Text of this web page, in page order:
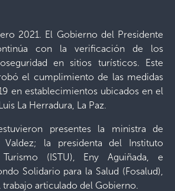
2021. El Gobierno del Presidente
con la verificación de los
en sitios turísticos. Este
el cumplimiento de las medidas
en establecimientos ubicados en el
La Herradura, La Paz.
presentes la ministra de
Valdez; la presidenta del Instituto
(ISTU), Eny Aguiñada, e
Solidario para la Salud (Fosalud),
articulado del Gobierno.